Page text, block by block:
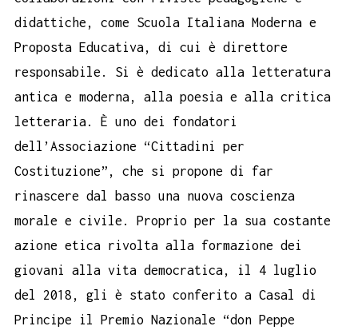
didattiche, come Scuola Italiana Moderna e
Proposta Educativa, di cui è direttore
responsabile. Si è dedicato alla letteratura
antica e moderna, alla poesia e alla critica
letteraria. È uno dei fondatori
dell’Associazione “Cittadini per
Costituzione”, che si propone di far
rinascere dal basso una nuova coscienza
morale e civile. Proprio per la sua costante
azione etica rivolta alla formazione dei
giovani alla vita democratica, il 4 luglio
del 2018, gli è stato conferito a Casal di
Principe il Premio Nazionale “don Peppe